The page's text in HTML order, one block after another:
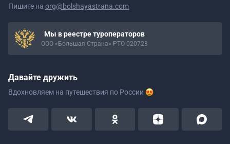
Пишите на org@bolshayastrana.com
Мы в реестре туроператоров
ООО «Большая Страна» РТО 020723
Давайте дружить
Вдохновляем на путешествия по России